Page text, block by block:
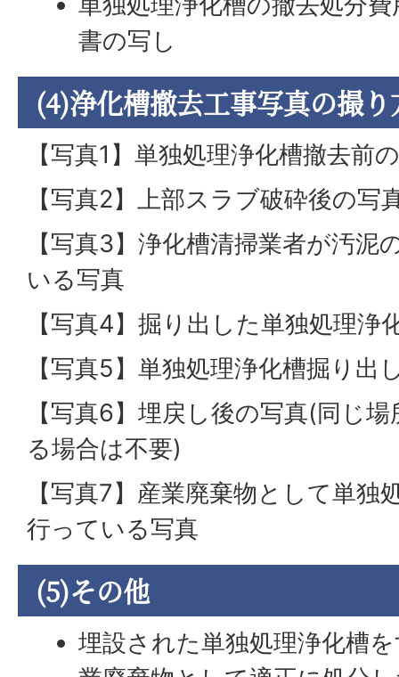
書の写し
(4)浄化槽撤去工事写真の撮り
【写真1】単独処理浄化槽撤去前
【写真2】上部スラブ破砕後の写
【写真3】浄化槽清掃業者が汚泥
いる写真
【写真4】掘り出した単独処理浄
【写真5】単独処理浄化槽掘り出
【写真6】埋戻し後の写真(同じ
る場合は不要)
【写真7】産業廃棄物として単独
行っている写真
(5)その他
埋設された単独処理浄化槽